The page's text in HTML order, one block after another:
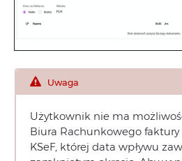
Uwaga
Użytkownik nie ma
Biura Rachunkowego
KSeF, której data wpływu